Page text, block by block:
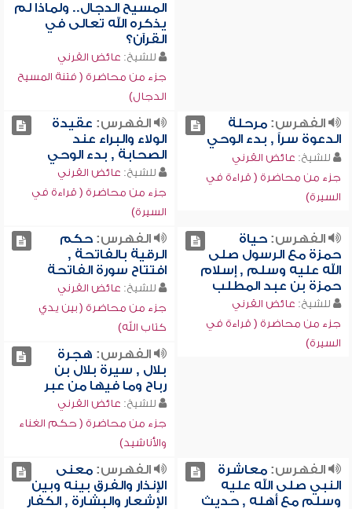
المسيح الدجال.. ولماذا لم
يذكره الله تعالى في
القرآن؟
للشيخ: عائض القرني
جزء من محاضرة ( فتنة المسيح
الدجال)
الفهرس:مرحلة
الدعوة سراً , بدء الوحي
للشيخ: عائض القرني
جزء من محاضرة ( قراءة في
السيرة)
الفهرس: عقيدة
الولاء والبراء عند
الصحابة , بدء الوحي
للشيخ: عائض القرني
جزء من محاضرة ( قراءة في
السيرة)
الفهرس:حياة
حمزة مع الرسول صلى
الله عليه وسلم , إسلام
حمزة بن عبد المطلب
للشيخ: عائض القرني
جزء من محاضرة ( قراءة في
السيرة)
الفهرس:حكم
الرقية بالفاتحة ,
افتتاح سورة الفاتحة
للشيخ: عائض القرني
جزء من محاضرة ( بين يدي
كتاب الله)
الفهرس: هجرة
بلال , سيرة بلال بن
رباح وما فيها من عبر
للشيخ: عائض القرني
جزء من محاضرة ( حكم الغناء
والأناشيد)
الفهرس:معاشرة
النبي صلى الله عليه
وسلم مع أهله , حديث
الفهرس:معنى
الإنذار والفرق بينه وبين
الإشعار والبشارة , الكفار